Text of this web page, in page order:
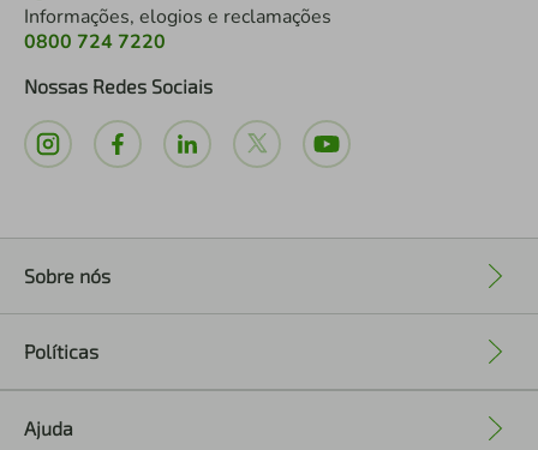
Informações, elogios e reclamações
0800 724 7220
Nossas Redes Sociais
Sobre nós
Políticas
Ajuda